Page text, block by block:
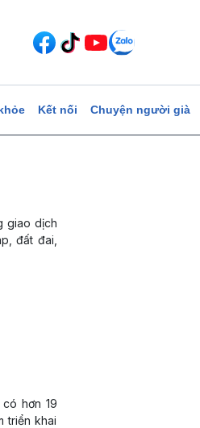
Kết nối Chuyện người già
giao dịch
đất đai,
hơn 19
triển khai